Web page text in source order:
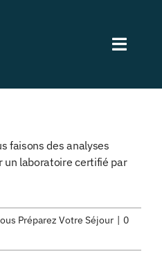
Toggle
faisons des analyses
un laboratoire certifié par
Préparez Votre Séjour | 0